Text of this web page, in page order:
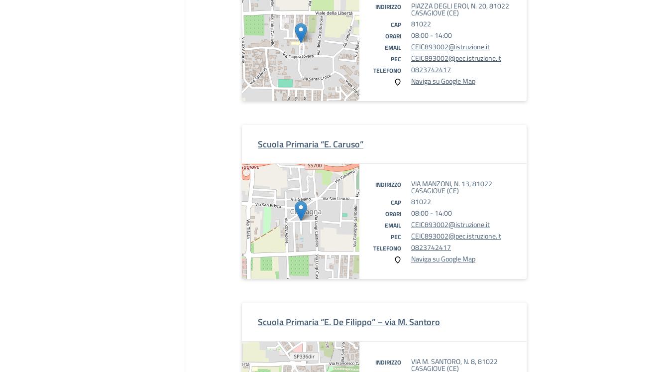
INDIRIZZO PIAZZA DEGLI EROI, N. 20, 81022
CASAGIOVE (CE)
CAP 81022
ORARI 08:00 - 14:00
EMAIL CEIC893002@istruzione.it
PEC CEIC893002@pec.istruzione.it
TELEFONO
0823742417
Naviga su Google Map
Scuola Primaria “E. Caruso”
INDIRIZZO VIA MANZONI, N. 13, 81022
CASAGIOVE (CE)
CAP 81022
ORARI 08:00 - 14:00
EMAIL CEIC893002@istruzione.it
PEC CEIC893002@pec.istruzione.it
TELEFONO
0823742417
Naviga su Google Map
Scuola Primaria “E. De Filippo” – via M. Santoro
INDIRIZZO VIA M. SANTORO, N. 8, 81022
CASAGIOVE (CE)